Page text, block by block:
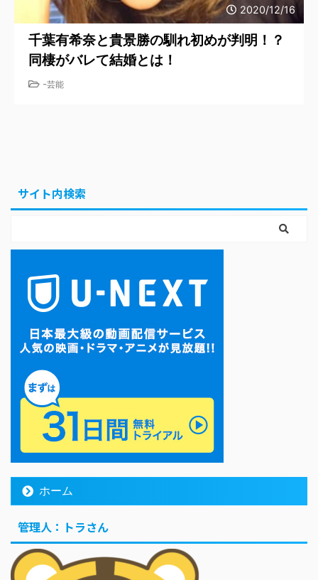
2020/12/16
千葉有希奈と貴景勝の馴れ初めが判明！？
同棲がバレて結婚とは！
-芸能
サイト内検索
ホーム
管理人：トラさん